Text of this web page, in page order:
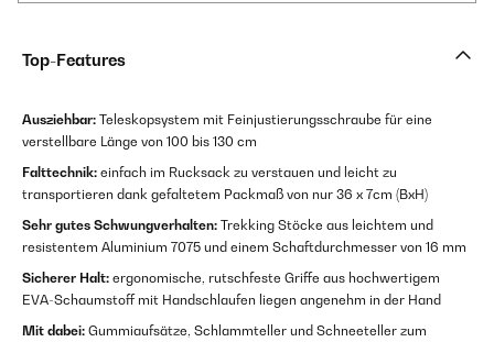
Top-Features
Ausziehbar: Teleskopsystem mit Feinjustierungsschraube für eine
verstellbare Länge von 100 bis 130 cm
Falttechnik: einfach im Rucksack zu verstauen und leicht zu
transportieren dank gefaltetem Packmaß von nur 36 x 7cm (BxH)
Sehr gutes Schwungverhalten: Trekking Stöcke aus leichtem und
resistentem Aluminium 7075 und einem Schaftdurchmesser von 16 mm
Sicherer Halt: ergonomische, rutschfeste Griffe aus hochwertigem
EVA-Schaumstoff mit Handschlaufen liegen angenehm in der Hand
Mit dabei: Gummiaufsätze, Schlammteller und Schneeteller zum